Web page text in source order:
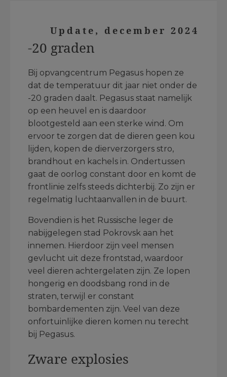
Update, december 2024
-20 graden
Bij opvangcentrum Pegasus hopen ze
dat de temperatuur dit jaar niet onder de
-20 graden daalt. Pegasus staat namelijk
op een heuvel en is daardoor
blootgesteld aan een sterke wind. Om
ervoor te zorgen dat de dieren geen kou
lijden, kopen de dierverzorgers stro,
brandhout en kachels in. Ondertussen
gaat de oorlog constant door en komt de
frontlinie zelfs steeds dichterbij. Zo zijn er
regelmatig luchtaanvallen in de buurt.
Bovendien is het Russische leger de
nabijgelegen stad Pokrovsk aan het
innemen. Hierdoor zijn veel mensen
gevlucht uit deze frontstad, waardoor
veel dieren achtergelaten zijn. Ze lopen
hongerig en doodsbang rond in de
straten, terwijl er constant
bombardementen zijn. Veel van deze
onfortuinlijke dieren komen nu terecht
bij Pegasus.
Zware explosies